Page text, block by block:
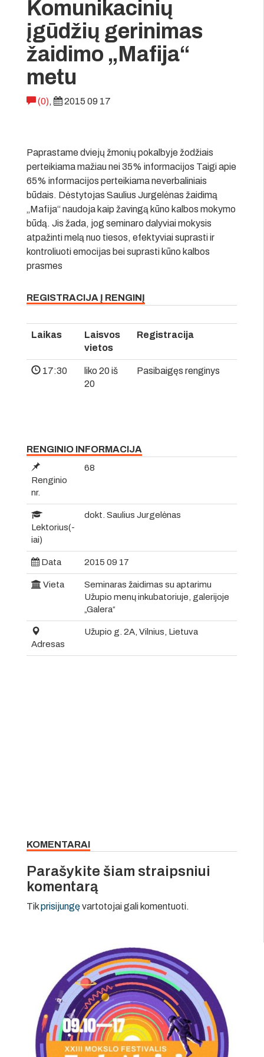
Komunikacinių
įgūdžių gerinimas
žaidimo „Mafija“
metu
(0), 2015 09 17
Paprastame dviejų žmonių pokalbyje žodžiais
perteikiama mažiau nei 35% informacijos Taigi apie
65% informacijos perteikiama neverbaliniais
būdais. Dėstytojas Saulius Jurgelėnas žaidimą
„Mafija“ naudoja kaip žavingą kūno kalbos mokymo
būdą. Jis žada, jog seminaro dalyviai mokysis
atpažinti melą nuo tiesos, efektyviai suprasti ir
kontroliuoti emocijas bei suprasti kūno kalbos
prasmes
REGISTRACIJA Į RENGINĮ
Laikas
Laisvos
vietos
Registracija
17:30
liko 20 iš
20
Pasibaigęs renginys
RENGINIO INFORMACIJA
Renginio
nr.
68
Lektorius(-
iai)
dokt. Saulius Jurgelėnas
Data 2015 09 17
Vieta
Seminaras žaidimas su aptarimu
Užupio menų inkubatoriuje, galerijoje
„Galera“
Adresas
Užupio g. 2A, Vilnius, Lietuva
KOMENTARAI
Parašykite šiam straipsniui
komentarą
Tikprisijungęvartotojai gali komentuoti.